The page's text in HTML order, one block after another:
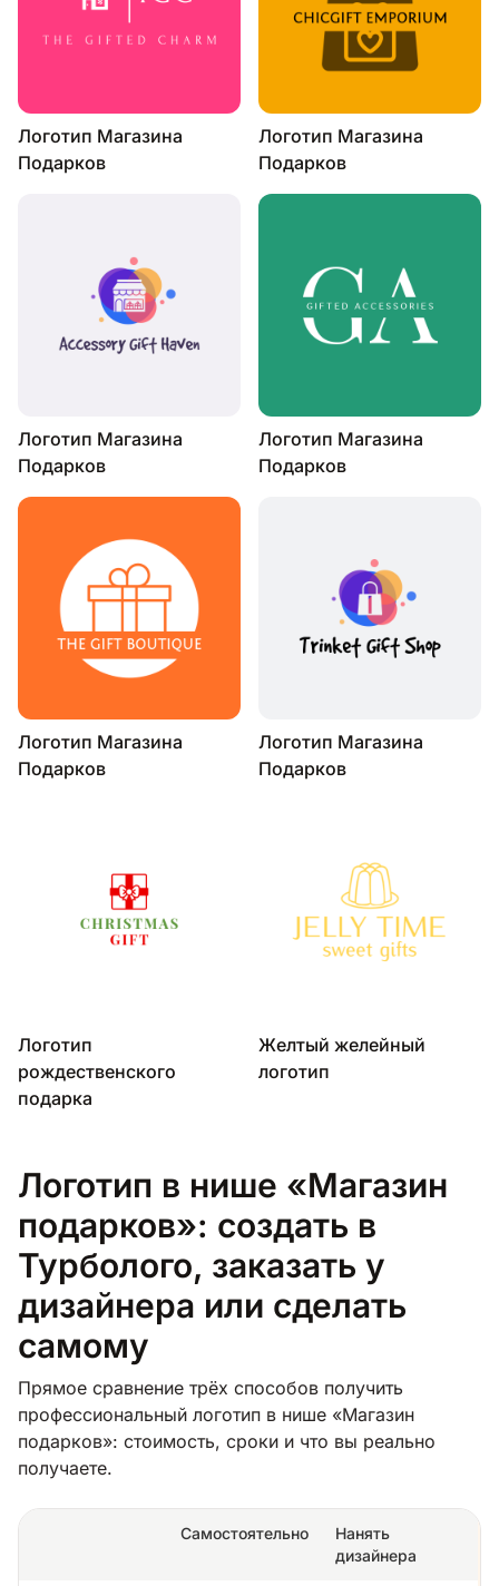
Логотип Магазина
Подарков
Логотип Магазина
Подарков
Логотип Магазина
Подарков
Логотип Магазина
Подарков
Логотип Магазина
Подарков
Логотип Магазина
Подарков
Логотип
рождественского
подарка
Желтый желейный
логотип
Логотип в нише «Магазин
подарков»: создать в
Турболого, заказать у
дизайнера или сделать
самому
Прямое сравнение трёх способов получить
профессиональный логотип в нише «Магазин
подарков»: стоимость, сроки и что вы реально
получаете.
Самостоятельно
Нанять
дизайнера